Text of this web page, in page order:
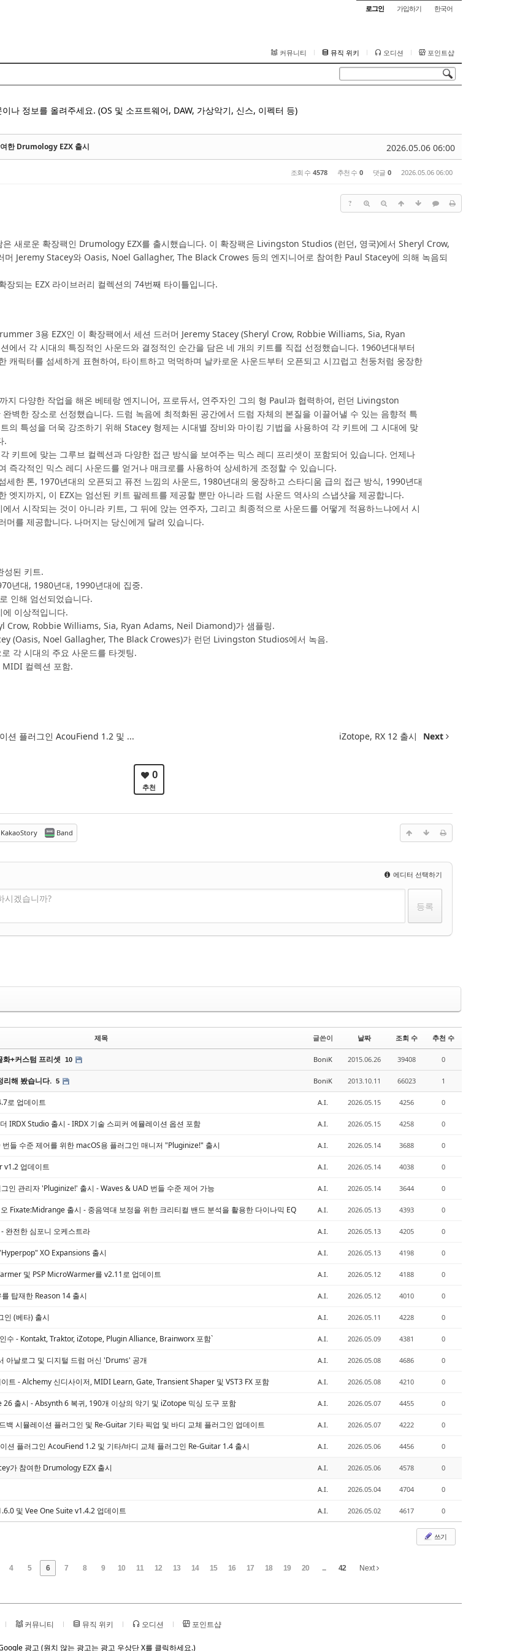
로그인 가입하기 한국어
커뮤니티 뮤직 위키 오디션 포인트샵
나 정보를 올려주세요. (OS 및 소프트웨어, DAW, 가상악기, 신스, 이펙터 등)
2026.05.06 06:00
한 Drumology EZX 출시
조회 수 4578 추천 수 0 댓글 0 2026.05.06 06:00
?
새로운 확장팩인 Drumology EZX를 출시했습니다. 이 확장팩은 Livingston Studios (런던, 영국)에서 Sheryl Crow,
Jeremy Stacey와 Oasis, Noel Gallagher, The Black Crowes 등의 엔지니어로 참여한 Paul Stacey에 의해 녹음되
되는 EZX 라이브러리 컬렉션의 74번째 타이틀입니다.
3용 EZX인 이 확장팩에서 세션 드러머 Jeremy Stacey (Sheryl Crow, Robbie Williams, Sia, Ryan
에서 각 시대의 특징적인 사운드와 결정적인 순간을 담은 네 개의 키트를 직접 선정했습니다. 1960년대부터
캐릭터를 섬세하게 표현하여, 타이트하고 먹먹하며 날카로운 사운드부터 오픈되고 시끄럽고 천둥처럼 웅장한
지 다양한 작업을 해온 베테랑 엔지니어, 프로듀서, 연주자인 그의 형 Paul과 협력하여, 런던 Livingston
벽한 장소로 선정했습니다. 드럼 녹음에 최적화된 공간에서 드럼 자체의 본질을 이끌어낼 수 있는 음향적 특
의 특성을 더욱 강조하기 위해 Stacey 형제는 시대별 장비와 마이킹 기법을 사용하여 각 키트에 그 시대에 맞
.
키트에 맞는 그루브 컬렉션과 다양한 접근 방식을 보여주는 믹스 레디 프리셋이 포함되어 있습니다. 언제나
즉각적인 믹스 레디 사운드를 얻거나 매크로를 사용하여 상세하게 조정할 수 있습니다.
세한 톤, 1970년대의 오픈되고 퓨전 느낌의 사운드, 1980년대의 웅장하고 스타디움 급의 접근 방식, 1990년대
엣지까지, 이 EZX는 엄선된 키트 팔레트를 제공할 뿐만 아니라 드럼 사운드 역사의 스냅샷을 제공합니다.
서 시작되는 것이 아니라 키트, 그 뒤에 앉는 연주자, 그리고 최종적으로 사운드를 어떻게 적용하느냐에서 시
머를 제공합니다. 나머지는 당신에게 달려 있습니다.
성된 키트.
년대, 1980년대, 1990년대에 집중.
인해 엄선되었습니다.
이상적입니다.
Crow, Robbie Williams, Sia, Ryan Adams, Neil Diamond)가 샘플링.
(Oasis, Noel Gallagher, The Black Crowes)가 런던 Livingston Studios에서 녹음.
각 시대의 주요 사운드를 타겟팅.
MIDI 컬렉션 포함.
션 플러그인 AcouFiend 1.2 및 ... iZotope, RX 12 출시 Next
0
추천
KakaoStory Band
에디터 선택하기
시겠습니까?
제목 글쓴이 날짜 조회 수 추천 수
화+커스텀 프리셋 10 BoniK 2015.06.26 39408 0
리해 봤습니다. 5 BoniK 2013.10.11 66023 1
로 업데이트 A.I. 2026.05.15 4256 0
IRDX Studio 출시 - IRDX 기술 스피커 에뮬레이션 옵션 포함 A.I. 2026.05.15 4258 0
들 수준 제어를 위한 macOS용 플러그인 매니저 "Pluginize!" 출시 A.I. 2026.05.14 3688 0
v1.2 업데이트 A.I. 2026.05.14 4038 0
인 관리자 'Pluginize!' 출시 - Waves & UAD 번들 수준 제어 가능 A.I. 2026.05.14 3644 0
Fixate:Midrange 출시 - 중음역대 보정을 위한 크리티컬 밴드 분석을 활용한 다이나믹 EQ A.I. 2026.05.13 4393 0
완전한 심포니 오케스트라 A.I. 2026.05.13 4205 0
XO Expansions 출시 A.I. 2026.05.13 4198 0
및 PSP MicroWarmer를 v2.11로 업데이트 A.I. 2026.05.12 4188 0
탑재한 Reason 14 출시 A.I. 2026.05.12 4010 0
인 (베타) 출시 A.I. 2026.05.11 4228 0
수 - Kontakt, Traktor, iZotope, Plugin Alliance, Brainworx 포함` A.I. 2026.05.09 4381 0
아날로그 및 디지털 드럼 머신 'Drums' 공개 A.I. 2026.05.08 4686 0
트 - Alchemy 신디사이저, MIDI Learn, Gate, Transient Shaper 및 VST3 FX 포함 A.I. 2026.05.08 4210 0
출시 - Absynth 6 복귀, 190개 이상의 악기 및 iZotope 믹싱 도구 포함 A.I. 2026.05.07 4455 0
백 시뮬레이션 플러그인 및 Re-Guitar 기타 픽업 및 바디 교체 플러그인 업데이트 A.I. 2026.05.07 4222 0
션 플러그인 AcouFiend 1.2 및 기타/바디 교체 플러그인 Re-Guitar 1.4 출시 A.I. 2026.05.06 4456 0
가 참여한 Drumology EZX 출시 A.I. 2026.05.06 4578 0
A.I. 2026.05.04 4704 0
및 Vee One Suite v1.4.2 업데이트 A.I. 2026.05.02 4617 0
쓰기
4 5 6 7 8 9 10 11 12 13 14 15 16 17 18 19 20 ... 42 Next
커뮤니티 뮤직 위키 오디션 포인트샵
광고 (원치 않는 광고는 광고 우상단 X를 클릭하세요.)